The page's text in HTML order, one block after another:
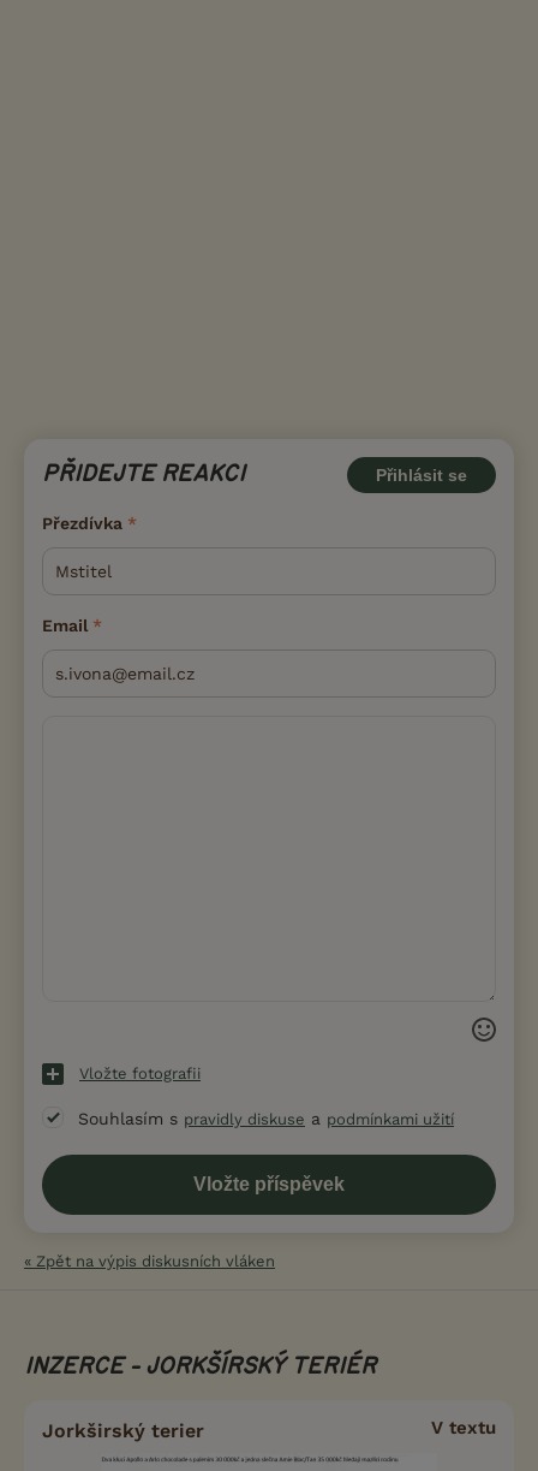
PŘIDEJTE REAKCI Přihlásit se
Přezdívka
Email
Vložte fotografii
Souhlasím s pravidly diskuse a podmínkami užití
« Zpět na výpis diskusních vláken
INZERCE - JORKŠÍRSKÝ TERIÉR
Jorkširský terier V textu